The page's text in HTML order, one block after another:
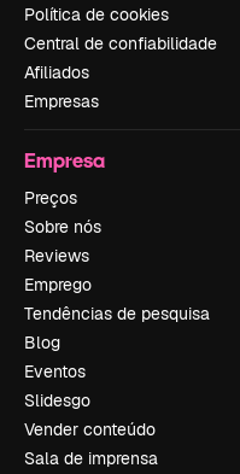
Política de cookies
Central de confiabilidade
Afiliados
Empresas
Empresa
Preços
Sobre nós
Reviews
Emprego
Tendências de pesquisa
Blog
Eventos
Slidesgo
Vender conteúdo
Sala de imprensa